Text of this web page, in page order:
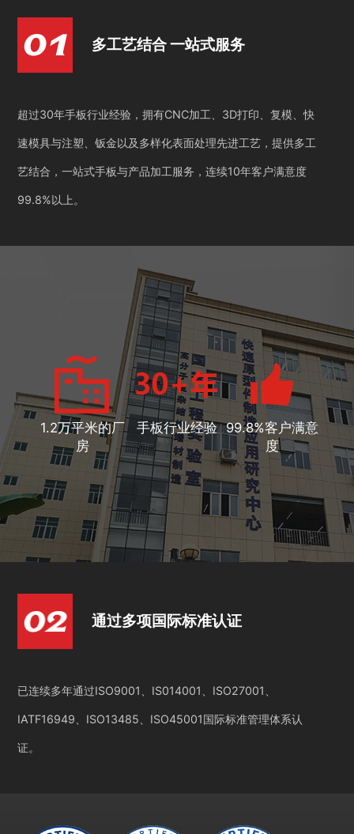
多工艺结合 一站式服务
超过30年手板行业经验，拥有CNC加工、3D打印、复模、快
速模具与注塑、钣金以及多样化表面处理先进工艺，提供多工
艺结合，一站式手板与产品加工服务，连续10年客户满意度
99.8%以上。
1.2万平米的厂
房
手板行业经验 99.8%客户满意
度
通过多项国际标准认证
已连续多年通过ISO9001、IS014001、ISO27001、
IATF16949、ISO13485、ISO45001国际标准管理体系认
证。